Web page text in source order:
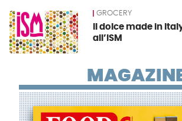
News GROCERY
Il dolce made in
all’ISM